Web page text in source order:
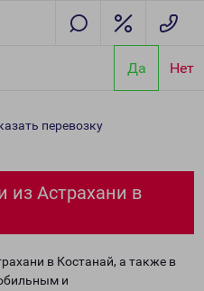
Да Нет
перевозку
из Астрахани в
в Костанай, а также в
и